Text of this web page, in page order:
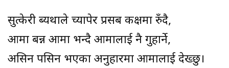
सुत्केरी ब्यथाले च्यापेर प्रसब कक्षमा रुँदै,
आमा बन्न आमा भन्दै आमालाई नै गुहार्ने,
असिन पसिन भएका अनुहारमा आमालाई देख्छु।